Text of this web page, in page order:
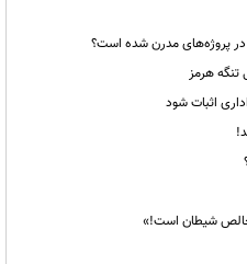
پروژه‌های مدرن شده است؟
تنگه هرمز
اثبات شود
شیطان است!»